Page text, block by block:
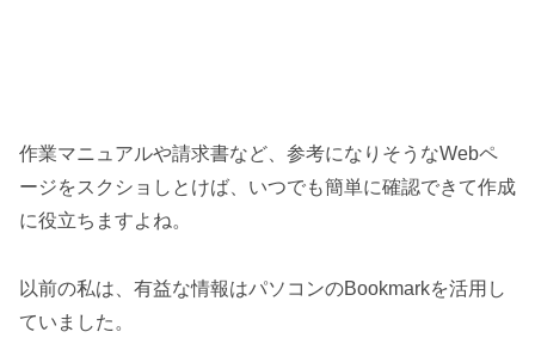
作業マニュアルや請求書など、参考になりそうなWebペ
ージをスクショしとけば、いつでも簡単に確認できて作成
に役立ちますよね。
以前の私は、有益な情報はパソコンのBookmarkを活用し
ていました。